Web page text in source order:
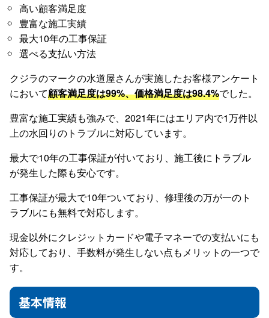
高い顧客満足度
豊富な施工実績
最大10年の工事保証
選べる支払い方法
クジラのマークの水道屋さんが実施したお客様アンケート
において顧客満足度は99%、価格満足度は98.4%でした。
豊富な施工実績も強みで、2021年にはエリア内で1万件以
上の水回りのトラブルに対応しています。
最大で10年の工事保証が付いており、施工後にトラブル
が発生した際も安心です。
工事保証が最大で10年ついており、修理後の万が一のト
ラブルにも無料で対応します。
現金以外にクレジットカードや電子マネーでの支払いにも
対応しており、手数料が発生しない点もメリットの一つで
す。
基本情報